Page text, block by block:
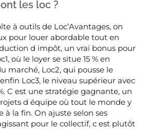
les loc ?
à outils de Loc’Avantages, on
pour louer abordable tout en
d impôt, un vrai bonus pour
où le loyer se situe 15 % en
marché, Loc2, qui pousse le
Loc3, le niveau supérieur avec
C est une stratégie gagnante, un
d équipe où tout le monde y
à la fin. On ajuste selon ses
pour le collectif, c est plutôt